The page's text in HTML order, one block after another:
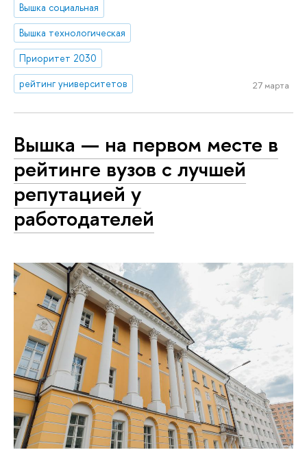
Вышка социальная
Вышка технологическая
Приоритет 2030
рейтинг университетов
27 марта
Вышка — на первом месте в
рейтинге вузов с лучшей
репутацией у
работодателей